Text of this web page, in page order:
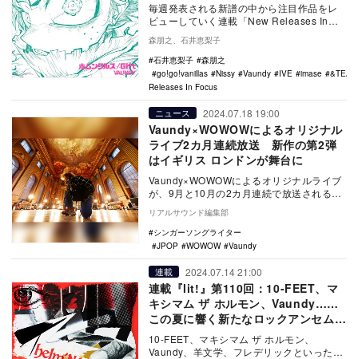
毎週発表される新譜の中から注目作品をレ
ビューしていく連載「New Releases In
Focus」。今回はVaundy「Gi…
森朋之、石井恵梨子
石井恵梨子
森朋之
go!go!vanillas
Nissy Vaundy IVE imase
&TEAM
Releases In Focus
ニュース 2024.07.18 19:00
Vaundy×WOWOWによるオリジナル
ライブ2カ月連続放送 新作の第2弾
はイギリス ロンドンが舞台に
Vaundy×WOWOWによるオリジナルライブ
が、9月と10月の2カ月連続で放送される。
9月7日に放送／配信されるのは、イ…
リアルサウンド編集部
シンガーソングライター
JPOP
WOWOW Vaundy
連載 2024.07.14 21:00
連載『lit!』第110回：10-FEET、マ
キシマム ザ ホルモン、Vaundy……
この夏に響く新たなロックアンセム5
選
10-FEET、マキシマム ザ ホルモン、
Vaundy、羊文学、フレデリックといった夏